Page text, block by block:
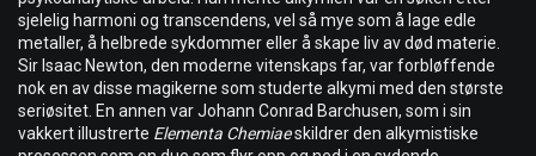
sjelelig harmoni og transcendens, vel så mye som å lage edle
metaller, å helbrede sykdommer eller å skape liv av død materie.
Sir Isaac Newton, den moderne vitenskaps far, var forbløffende
nok en av disse magikerne som studerte alkymi med den største
seriøsitet. En annen var Johann Conrad Barchusen, som i sin
vakkert illustrerte Elementa Chemiaeskildrer den alkymistiske